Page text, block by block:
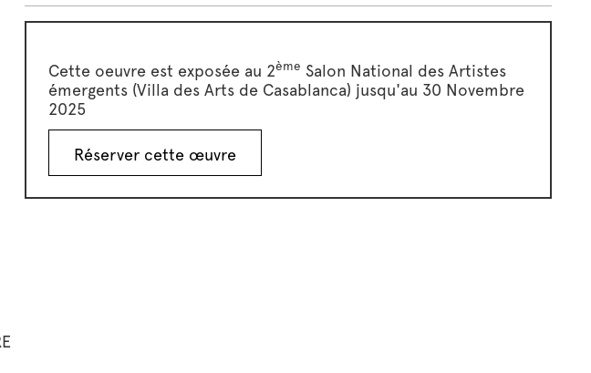
Cette oeuvre est exposée au 2ème Salon National des Artistes
émergents (Villa des Arts de Casablanca) jusqu'au 30 Novembre
2025
Réserver cette œuvre